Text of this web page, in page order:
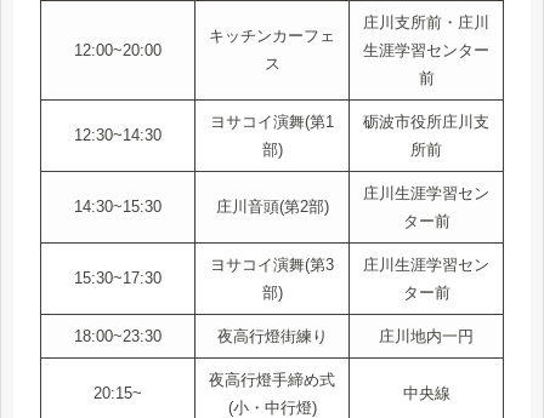
12:00~20:00
キッチンカーフェ
ス
庄川支所前・庄川
生涯学習センター
前
12:30~14:30
ヨサコイ演舞(第1
部)
砺波市役所庄川支
所前
14:30~15:30 庄川音頭(第2部)
庄川生涯学習セン
ター前
15:30~17:30
ヨサコイ演舞(第3
部)
庄川生涯学習セン
ター前
18:00~23:30 夜高行燈街練り 庄川地内一円
20:15~
夜高行燈手締め式
(小・中行燈)
中央線